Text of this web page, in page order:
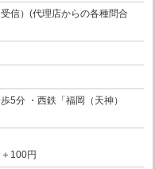
信）(代理店からの各種問合
5分 ・西鉄「福岡（天神）
100円